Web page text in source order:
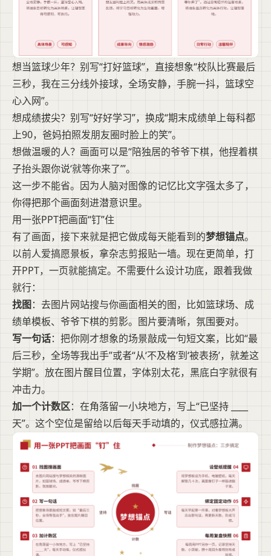
想当篮球少年？别写“打好篮球”，直接想象“校队比赛最后
三秒，我在三分线外接球，全场安静，手腕一抖，篮球空
心入网”。
想成绩拔尖？别写“好好学习”，换成“期末成绩单上每科都
上90，爸妈拍照发朋友圈时脸上的笑”。
想做温暖的人？画面可以是“陪独居的爷爷下棋，他捏着棋
子抬头跟你说‘就等你来了’”。
这一步不能省。因为人脑对图像的记忆比文字强太多了，
你得把那个画面刻进潜意识里。
用一张PPT把画面“钉”住
有了画面，接下来就是把它做成每天能看到的梦想锚点。
以前人爱搞愿景板，拿杂志剪报贴一墙。现在更简单，打
开PPT，一页就能搞定。不需要什么设计功底，跟着我做
就行：
找图：去图片网站搜与你画面相关的图，比如篮球场、成
绩单模板、爷爷下棋的剪影。图片要清晰，氛围要对。
写一句话：把你刚才想象的场景敲成一句短文案，比如“最
后三秒，全场等我出手”或者“从‘不及格’到‘被表扬’，就差这
学期”。放在图片醒目位置，字体别太花，黑底白字就很有
冲击力。
加一个计数区：在角落留一小块地方，写上“已坚持 ____
天”。这个空位是留给以后每天手动填的，仪式感拉满。